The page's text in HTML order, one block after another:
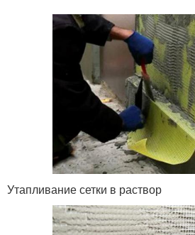
Утапливание сетки в раствор